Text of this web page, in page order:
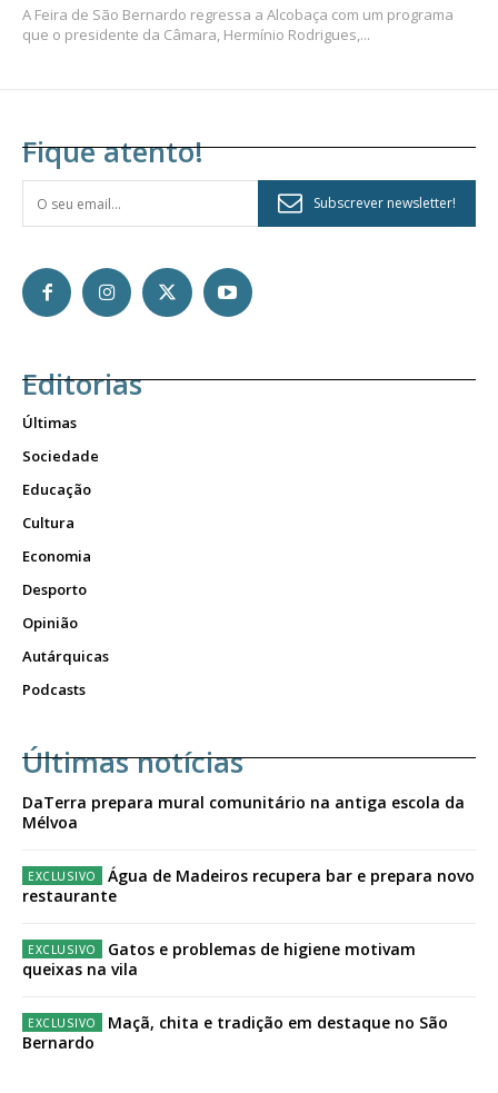
A Feira de São Bernardo regressa a Alcobaça com um programa
que o presidente da Câmara, Hermínio Rodrigues,...
Fique atento!
Subscrever newsletter!
Editorias
Últimas
Sociedade
Educação
Cultura
Economia
Desporto
Opinião
Autárquicas
Podcasts
Últimas notícias
DaTerra prepara mural comunitário na antiga escola da
Mélvoa
Água de Madeiros recupera bar e prepara novo
restaurante
Gatos e problemas de higiene motivam
queixas na vila
Maçã, chita e tradição em destaque no São
Bernardo